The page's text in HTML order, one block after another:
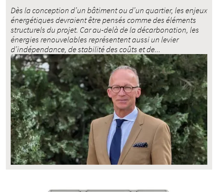
Dès la conception d’un bâtiment ou d’un quartier, les enjeux
énergétiques devraient être pensés comme des éléments
structurels du projet. Car au-delà de la décarbonation, les
énergies renouvelables représentent aussi un levier
d’indépendance, de stabilité des coûts et de...